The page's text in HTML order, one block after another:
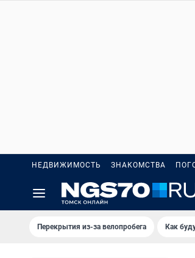
НЕДВИЖИМОСТЬ ЗНАКОМСТВА
Перекрытия из-за велопробега Как